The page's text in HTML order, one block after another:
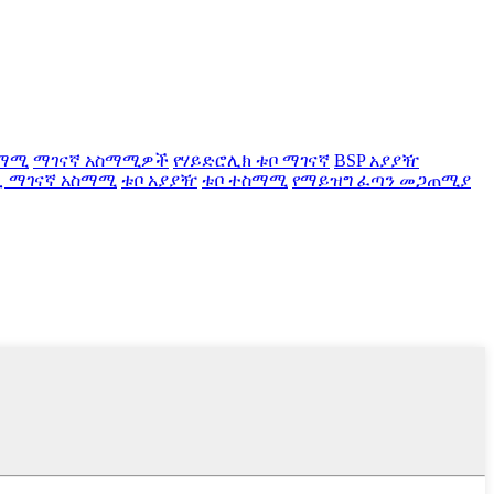
ማገናኛ አስማሚዎች የሃይድሮሊክ ቱቦ ማገናኛ BSP አያያዥ
ማገናኛ አስማሚ ቱቦ አያያዥ ቱቦ ተስማሚ የማይዝግ ፈጣን መጋጠሚያ